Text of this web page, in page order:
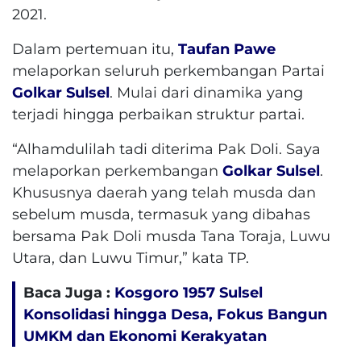
2021.
Dalam pertemuan itu, Taufan Pawe
melaporkan seluruh perkembangan Partai
Golkar Sulsel. Mulai dari dinamika yang
terjadi hingga perbaikan struktur partai.
“Alhamdulilah tadi diterima Pak Doli. Saya
melaporkan perkembangan Golkar Sulsel.
Khususnya daerah yang telah musda dan
sebelum musda, termasuk yang dibahas
bersama Pak Doli musda Tana Toraja, Luwu
Utara, dan Luwu Timur,” kata TP.
Baca Juga : Kosgoro 1957 Sulsel
Konsolidasi hingga Desa, Fokus Bangun
UMKM dan Ekonomi Kerakyatan